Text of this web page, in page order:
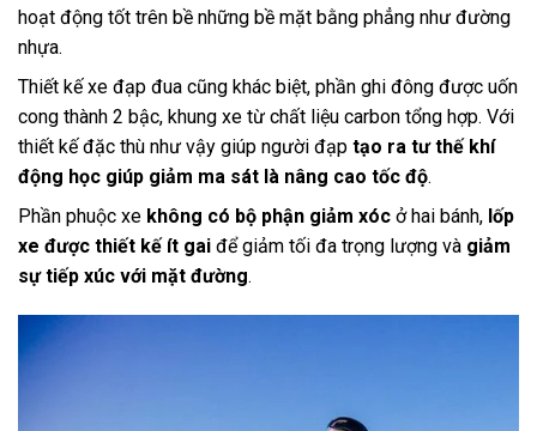
hoạt động tốt trên bề những bề mặt bằng phẳng như đường
nhựa.
Thiết kế xe đạp đua cũng khác biệt, phần ghi đông được uốn
cong thành 2 bậc, khung xe từ chất liệu carbon tổng hợp. Với
thiết kế đặc thù như vậy giúp người đạp tạo ra tư thế khí
động học giúp giảm ma sát là nâng cao tốc độ.
Phần phuộc xe không có bộ phận giảm xóc ở hai bánh, lốp
xe được thiết kế ít gai để giảm tối đa trọng lượng và giảm
sự tiếp xúc với mặt đường.